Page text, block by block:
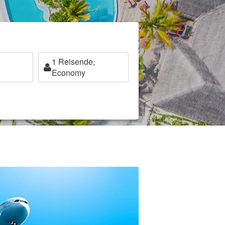
1 Reisende,
Economy